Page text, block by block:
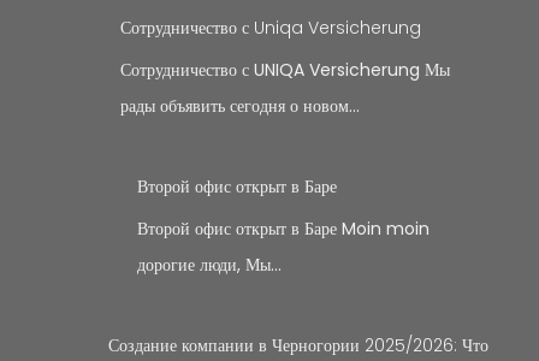
Сотрудничество с Uniqa Versicherung
Сотрудничество с UNIQA Versicherung Мы
рады объявить сегодня о новом…
Второй офис открыт в Баре
Второй офис открыт в Баре Moin moin
дорогие люди, Мы…
Создание компании в Черногории 2025/2026: Что